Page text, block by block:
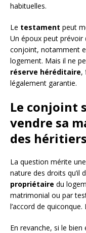
habituelles.
Le testament peut
Un époux peut prévoir
conjoint, notamment
logement. Mais il ne
réserve héréditaire,
légalement garantie.
Le conjoint
vendre sa
des
La question mérite
nature des droits qu’il
propriétaire du
matrimonial ou par
l’accord de
En revanche, si le bien